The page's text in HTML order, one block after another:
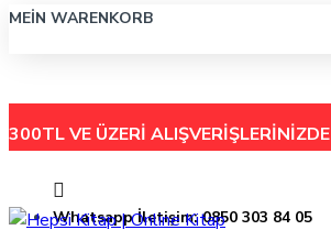
MEIN WARENKORB
300TL VE ÜZERİ ALIŞVERİŞLERİNİZDE
Whatsapp İletişim: 0850 303 84 05